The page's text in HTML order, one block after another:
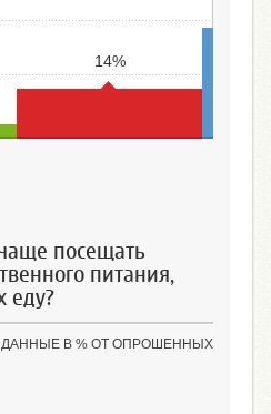
14%
посещать
питания,
еду?
ДАННЫЕ В % ОТ ОПРОШЕННЫХ